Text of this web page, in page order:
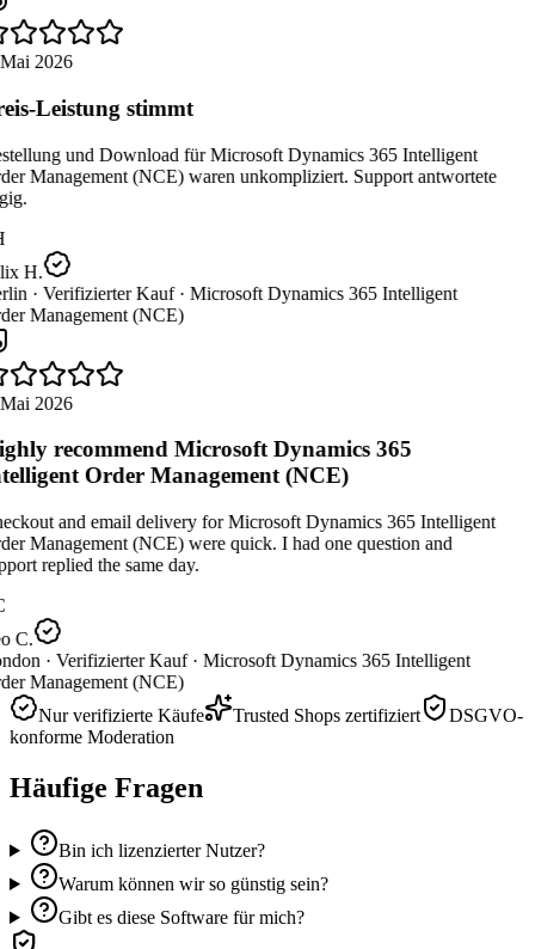
2026
Leistung stimmt
und Download für Microsoft Dynamics 365 Intelligent
Management (NCE) waren unkompliziert. Support antwortete
H.
· Verifizierter Kauf · Microsoft Dynamics 365 Intelligent
Management (NCE)
2026
recommend Microsoft Dynamics 365
Order Management (NCE)
and email delivery for Microsoft Dynamics 365 Intelligent
Management (NCE) were quick. I had one question and
replied the same day.
C.
· Verifizierter Kauf · Microsoft Dynamics 365 Intelligent
Management (NCE)
Nur verifizierte Käufe
Trusted Shops zertifiziert
DSGVO-
konforme Moderation
Häufige Fragen
Bin ich lizenzierter Nutzer?
Warum können wir so günstig sein?
Gibt es diese Software für mich?